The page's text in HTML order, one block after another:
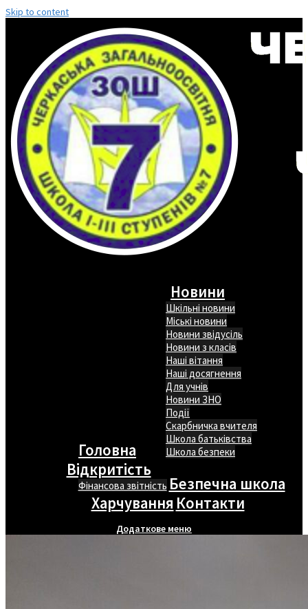
Skip to content
Головна
Новини
Шкільні новини
Міські новини
Новини звідусіль
Новини з класів
Наші вітання
Наші досягнення
Для учнів
Новини ЗНО
Події
Скарбничка вчителя
Школа батьківства
Школа безпеки
Відкритість
Фінансова звітність Безпечна школа
Харчування Контакти
Додаткове меню